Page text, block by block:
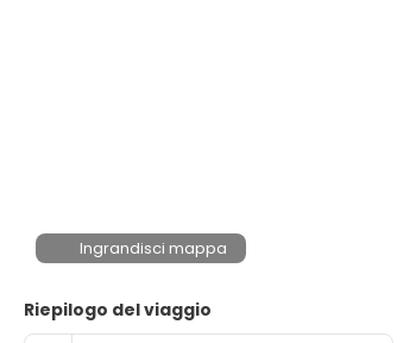
Ingrandisci mappa
Riepilogo del viaggio